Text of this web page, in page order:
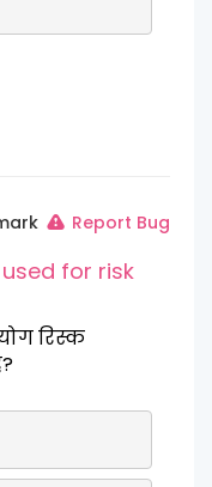
Report Bug
for risk
रिस्क